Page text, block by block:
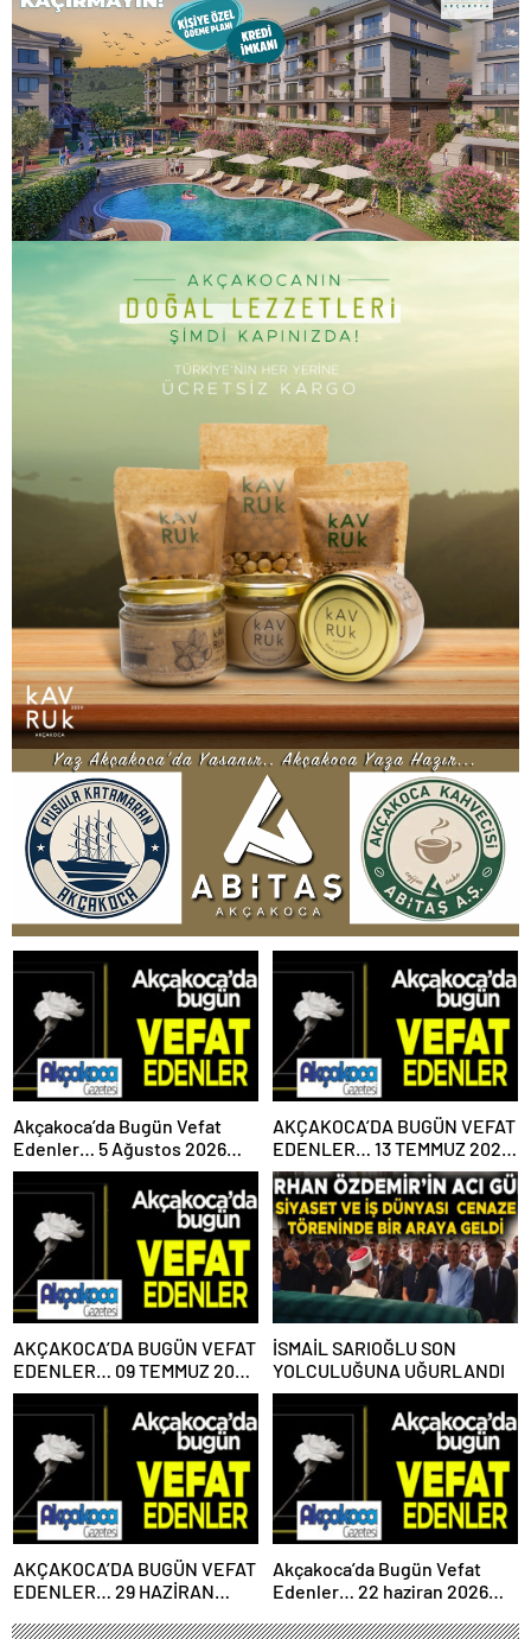
Akçakoca’da Bugün Vefat
Edenler… 5 Ağustos 2026
Çarşamba
AKÇAKOCA’DA BUGÜN VEFAT
EDENLER… 13 TEMMUZ 2026
PAZARTESİ
AKÇAKOCA’DA BUGÜN VEFAT
EDENLER… 09 TEMMUZ 2026
PERŞEMBE
İSMAİL SARIOĞLU SON
YOLCULUĞUNA UĞURLANDI
AKÇAKOCA’DA BUGÜN VEFAT
EDENLER… 29 HAZİRAN
Akçakoca’da Bugün Vefat
Edenler… 22 haziran 2026